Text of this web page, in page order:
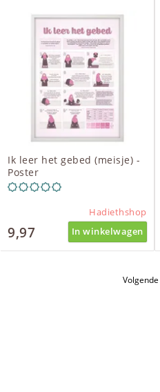
Ik leer het gebed (meisje) -
Poster
Hadiethshop
9,97 In winkelwagen